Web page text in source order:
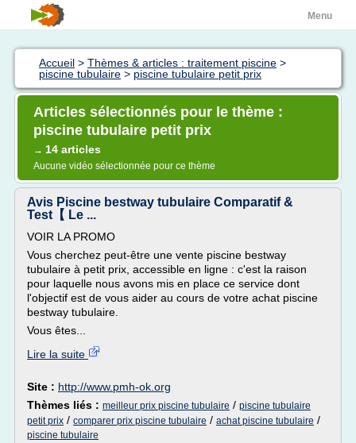
Menu
Accueil > Thèmes & articles : traitement piscine >
piscine tubulaire > piscine tubulaire petit prix
Articles sélectionnés pour le thème :
piscine tubulaire petit prix
→ 14 articles
Aucune vidéo sélectionnée pour ce thème
Avis Piscine bestway tubulaire Comparatif &
Test【 Le ...
VOIR LA PROMO
Vous cherchez peut-être une vente piscine bestway
tubulaire à petit prix, accessible en ligne : c'est la raison
pour laquelle nous avons mis en place ce service dont
l'objectif est de vous aider au cours de votre achat piscine
bestway tubulaire.
Vous êtes...
Lire la suite
Site : http://www.pmh-ok.org
Thèmes liés : meilleur prix piscine tubulaire / piscine tubulaire
petit prix / comparer prix piscine tubulaire / achat piscine tubulaire /
piscine tubulaire